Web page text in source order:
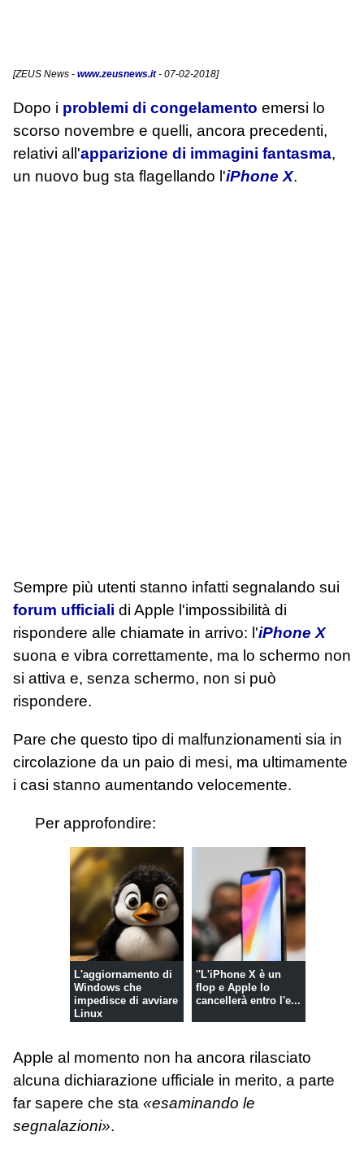
[ZEUS News - www.zeusnews.it- 07-02-2018]
Dopo i problemi di congelamento emersi lo
scorso novembre e quelli, ancora precedenti,
relativi all'apparizione di immagini fantasma,
un nuovo bug sta flagellando l'iPhone X.
Sempre più utenti stanno infatti segnalando sui
forum ufficiali di Apple l'impossibilità di
rispondere alle chiamate in arrivo: l'iPhone X
suona e vibra correttamente, ma lo schermo non
si attiva e, senza schermo, non si può
rispondere.
Pare che questo tipo di malfunzionamenti sia in
circolazione da un paio di mesi, ma ultimamente
i casi stanno aumentando velocemente.
Per approfondire:
L'aggiornamento di
Windows che
impedisce di avviare
Linux
''L'iPhone X è un
flop e Apple lo
cancellerà entro l'e...
Apple al momento non ha ancora rilasciato
alcuna dichiarazione ufficiale in merito, a parte
far sapere che sta «esaminando le
segnalazioni».